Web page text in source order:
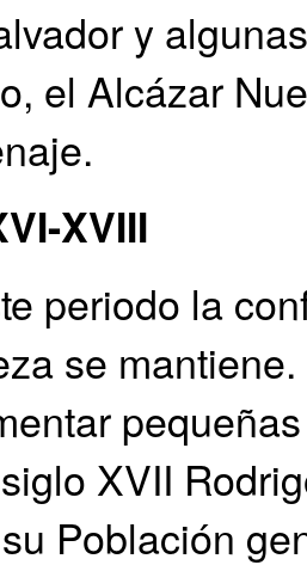
y
el Alcázar
XVIII
periodo la
se
XVII
Población